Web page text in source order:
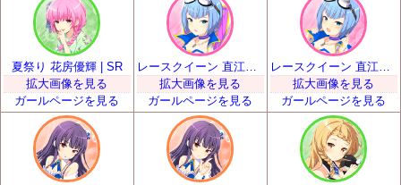
夏祭り 花房優輝 | SR
拡大画像を見る
ガールページを見る
拡大画像を見る
ガールページを見る
拡大画像を見る
ガールページを見る